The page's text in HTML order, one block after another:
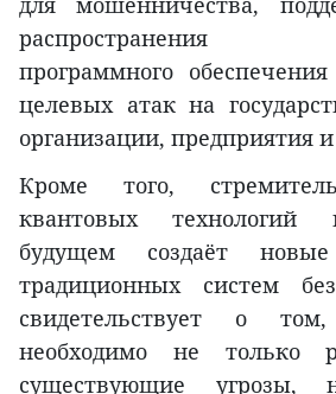
распространения
программного
целевых атак на
организации, предприятия
Кроме того,
квантовых
будущем создаёт
традиционных систем
свидетельствует о
необходимо не только
существующие угрозы,